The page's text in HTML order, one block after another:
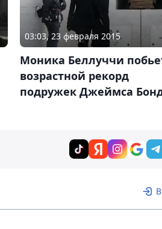
03:03, 23 февраля 2015
Моника Беллуччи
возрастной рекорд
подружек Джеймса